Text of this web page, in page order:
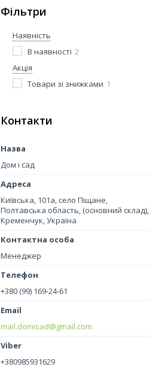
Фільтри
Наявність
В наявності 2
Акція
Товари зі знижками 1
Контакти
Дом і сад
Київська, 101а, село Піщане,
Полтавська область, (основний склад),
Кременчук, Україна
Менеджер
+380 (99) 169-24-61
mail.domisad@gmail.com
+380985931629